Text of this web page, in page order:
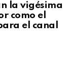
la vigésima
como el
el canal